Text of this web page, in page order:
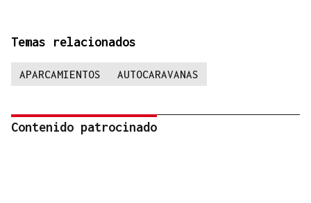
Temas relacionados
APARCAMIENTOS AUTOCARAVANAS
Contenido patrocinado